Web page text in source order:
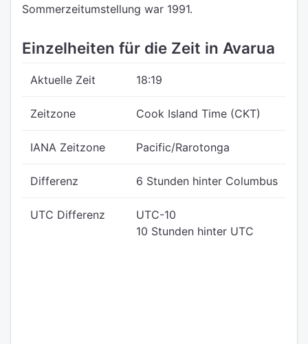
Sommerzeitumstellung war 1991.
Einzelheiten für die Zeit in Avarua
Aktuelle Zeit 18:19
Zeitzone Cook Island Time (CKT)
IANA Zeitzone Pacific/Rarotonga
Differenz 6 Stunden hinter Columbus
UTC Differenz
UTC-10
10 Stunden hinter UTC